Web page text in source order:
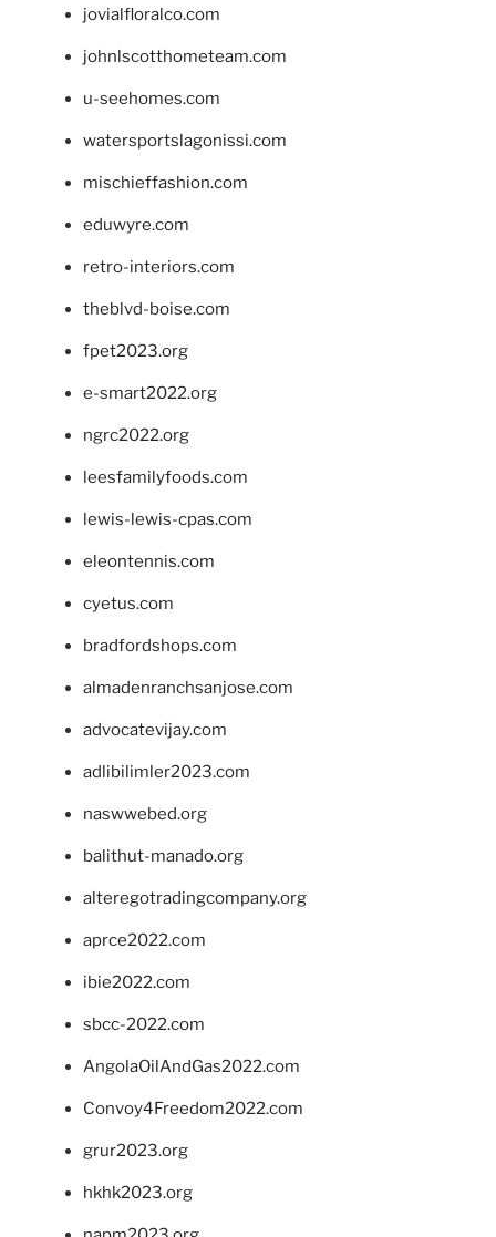
jovialfloralco.com
johnlscotthometeam.com
u-seehomes.com
watersportslagonissi.com
mischieffashion.com
eduwyre.com
retro-interiors.com
theblvd-boise.com
fpet2023.org
e-smart2022.org
ngrc2022.org
leesfamilyfoods.com
lewis-lewis-cpas.com
eleontennis.com
cyetus.com
bradfordshops.com
almadenranchsanjose.com
advocatevijay.com
adlibilimler2023.com
naswwebed.org
balithut-manado.org
alteregotradingcompany.org
aprce2022.com
ibie2022.com
sbcc-2022.com
AngolaOilAndGas2022.com
Convoy4Freedom2022.com
grur2023.org
hkhk2023.org